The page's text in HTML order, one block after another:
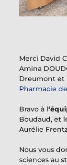
Merci David
Amina
Dreumont et
Pharmacie
Bravo à l
Boudaud, et
Aurélie
Nous vous
sciences au